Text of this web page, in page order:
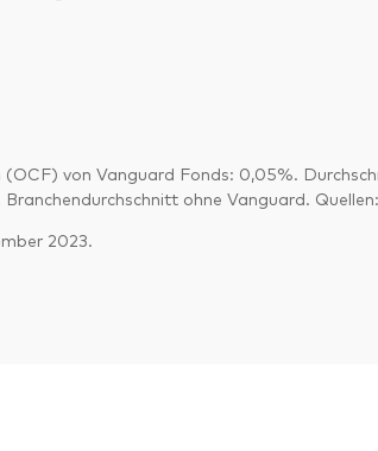
von Vanguard Fonds: 0,05%.
ohne Vanguard.
2023.